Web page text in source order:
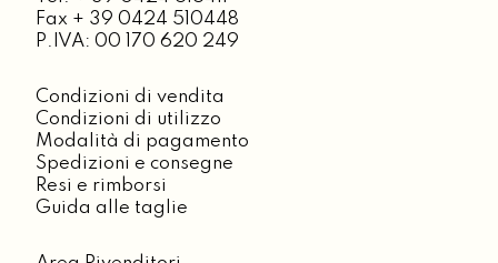
Fax + 39 0424 510448
P.IVA: 00 170 620 249
Condizioni di vendita
Condizioni di utilizzo
Modalità di pagamento
Spedizioni e consegne
Resi e rimborsi
Guida alle taglie